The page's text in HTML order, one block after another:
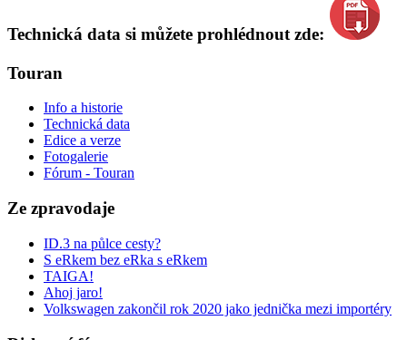
Technická data si můžete prohlédnout zde:
Touran
Info a historie
Technická data
Edice a verze
Fotogalerie
Fórum - Touran
Ze zpravodaje
ID.3 na půlce cesty?
S eRkem bez eRka s eRkem
TAIGA!
Ahoj jaro!
Volkswagen zakončil rok 2020 jako jednička mezi importéry